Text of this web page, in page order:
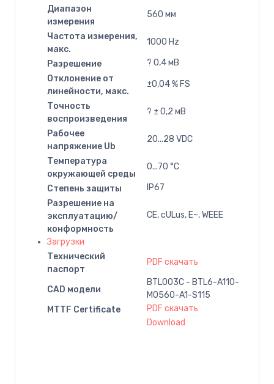
Диапазон
измерения
560 мм
Частота измерения,
макс.
1000 Hz
Разрешение
? 0,4 мВ
Отклонение от
линейности, макс.
±0,04 % FS
Точность
воспроизведения
? ± 0,2 мВ
Рабочее
напряжение Ub
20...28 VDC
Температура
окружающей среды
0...70 °C
Степень защиты
IP67
Разрешение на
эксплуатацию/
конформность
CE, cULus, E~, WEEE
Загрузки
Технический
паспорт
PDF скачать
CAD модели
BTL003C - BTL6-A110-
M0560-A1-S115
MTTF Certificate
PDF скачать
Download